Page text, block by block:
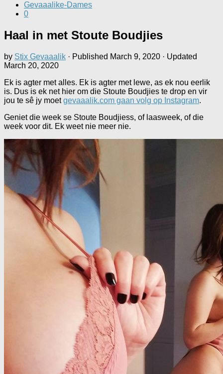
Gevaaalike-Dames
0
Haal in met Stoute Boudjies
by Stix Gevaaalik · Published March 9, 2020 · Updated
March 20, 2020
Ek is agter met alles. Ek is agter met lewe, as ek nou eerlik
is. Dus is ek net hier om die Stoute Boudjies te drop en vir
jou te sê jy moetgevaaalik.com gaan volg op Instagram.
Geniet die week se Stoute Boudjiess, of laasweek, of die
week voor dit. Ek weet nie meer nie.